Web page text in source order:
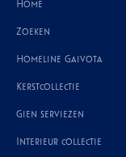
Home
Zoeken
Homeline Gaivota
Kerstcollectie
Gien serviezen
Interieur collectie